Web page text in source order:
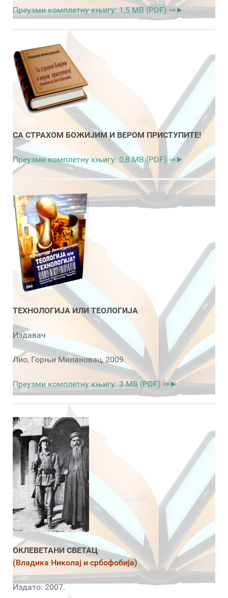
Преузми комплетну књигу: 1,5 MB (PDF) ⇒►
СА СТРАХОМ БОЖИЈИМ И ВЕРОМ ПРИСТУПИТЕ!
Преузми комплетну књигу: 0,8 MB (PDF) ⇒►
ТЕХНОЛОГИЈА ИЛИ ТЕОЛОГИЈА
Издавач
Лио, Горњи Милановац, 2009.
Преузми комплетну књигу: 3 MB (PDF) ⇒►
ОКЛЕВЕТАНИ СВЕТАЦ
(Владика Николај и србофобија)
Издато: 2007.